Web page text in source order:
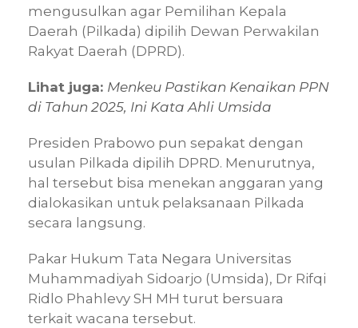
mengusulkan agar Pemilihan Kepala
Daerah (Pilkada) dipilih Dewan Perwakilan
Rakyat Daerah (DPRD).
Lihat juga: Menkeu Pastikan Kenaikan PPN
di Tahun 2025, Ini Kata Ahli Umsida
Presiden Prabowo pun sepakat dengan
usulan Pilkada dipilih DPRD. Menurutnya,
hal tersebut bisa menekan anggaran yang
dialokasikan untuk pelaksanaan Pilkada
secara langsung.
Pakar Hukum Tata Negara Universitas
Muhammadiyah Sidoarjo (Umsida), Dr Rifqi
Ridlo Phahlevy SH MH turut bersuara
terkait wacana tersebut.